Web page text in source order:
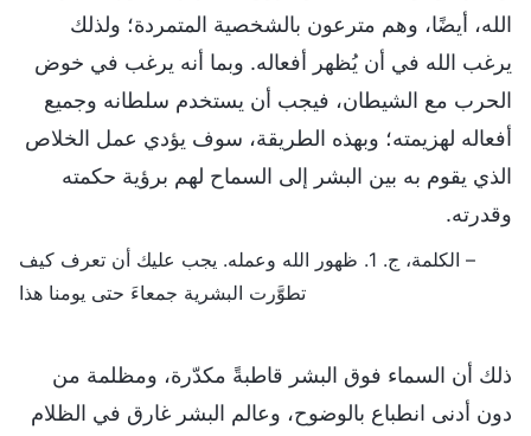
الله، أيضًا، وهم مترعون بالشخصية المتمردة؛ ولذلك
يرغب الله في أن يُظهر أفعاله. وبما أنه يرغب في خوض
الحرب مع الشيطان، فيجب أن يستخدم سلطانه وجميع
أفعاله لهزيمته؛ وبهذه الطريقة، سوف يؤدي عمل الخلاص
الذي يقوم به بين البشر إلى السماح لهم برؤية حكمته
وقدرته.
– الكلمة، ج. 1. ظهور الله وعمله. يجب عليك أن تعرف كيف
تطوَّرت البشرية جمعاءَ حتى يومنا هذا
ذلك أن السماء فوق البشر قاطبةً مكدّرة، ومظلمة من
دون أدنى انطباع بالوضوح، وعالم البشر غارق في الظلام